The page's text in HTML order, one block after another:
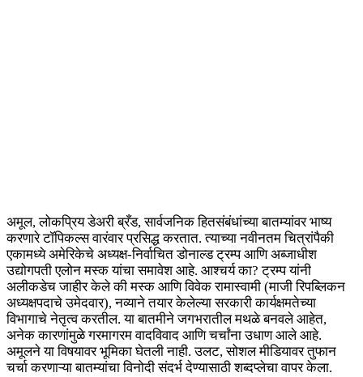
अमूल, लोकप्रिय डेअरी ब्रँड, सार्वजनिक हितसंबंधांच्या बातम्यांवर भाष्य
करणारे टॉपिकल्स वारंवार प्रसिद्ध करतात. त्याच्या नवीनतम चित्रांपैकी
एकामध्ये अमेरिकेचे अध्यक्ष-निर्वाचित डोनाल्ड ट्रम्प आणि अब्जाधीश
उद्योगपती एलोन मस्क यांचा समावेश आहे. आश्चर्य का? ट्रम्प यांनी
अलीकडेच जाहीर केले की मस्क आणि विवेक रामास्वामी (माजी रिपब्लिकन
अध्यक्षपदाचे उमेदवार), नव्याने तयार केलेल्या सरकारी कार्यक्षमतेच्या
विभागाचे नेतृत्व करतील. या बातमीने जगभरातील मथळे बनवले आहेत,
अनेक कारणांमुळे गरमागरम वादविवाद आणि चर्चांना उधाण आले आहे.
अमूलने या विषयावर भूमिका घेतली नाही. उलट, सोशल मीडियावर तुफान
चर्चा करणाऱ्या बातम्यांचा विनोदी संदर्भ देण्यासाठी शब्दप्लेचा वापर केला.